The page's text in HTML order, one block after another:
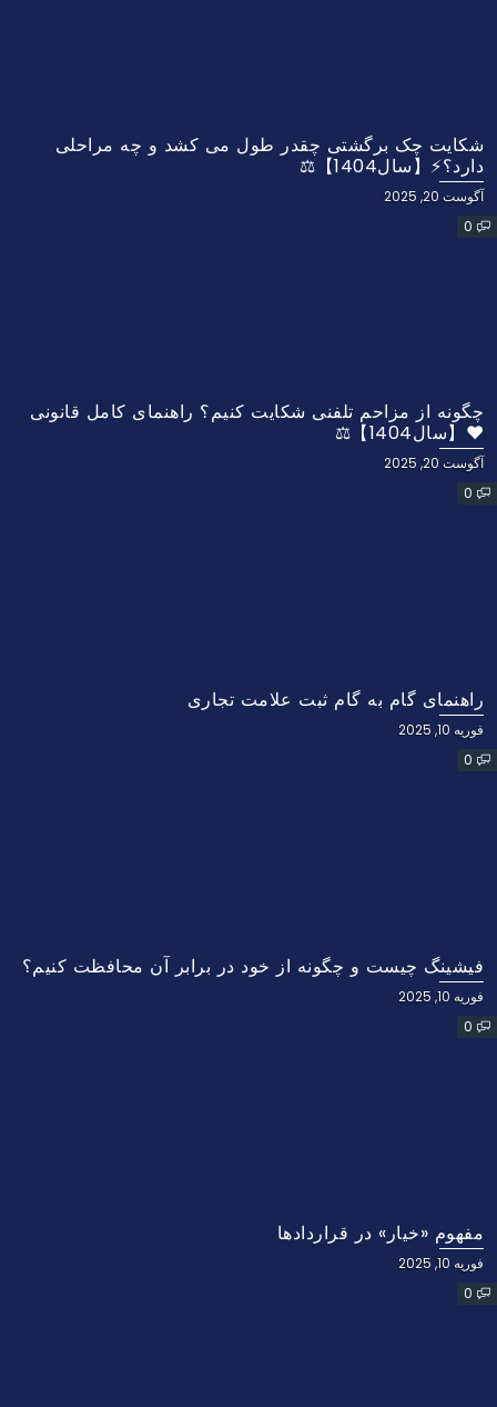
شکایت چک برگشتی چقدر طول می کشد و چه مراحلی
دارد؟⚡【سال1404】⚖️
آگوست 20, 2025
0
چگونه از مزاحم تلفنی شکایت کنیم؟ راهنمای کامل قانونی
❤️【سال1404】⚖️
آگوست 20, 2025
0
راهنمای گام به گام ثبت علامت تجاری
فوریه 10, 2025
0
فیشینگ چیست و چگونه از خود در برابر آن محافظت کنیم؟
فوریه 10, 2025
0
مفهوم «خیار» در قراردادها
فوریه 10, 2025
0